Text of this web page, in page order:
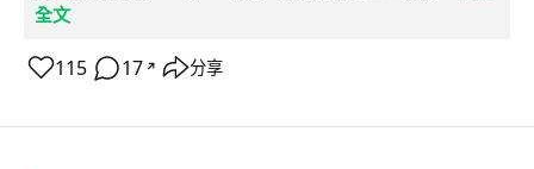
全文
115 17 ↗ 分享